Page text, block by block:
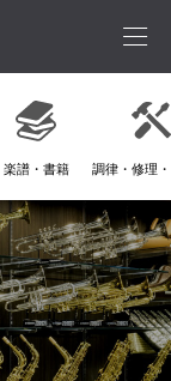
楽譜・書籍 調律・修理